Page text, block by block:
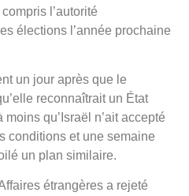
l’autorité
élections l’année prochaine
un jour après que le
reconnaîtrait un État
qu’Israël n’ait accepté
conditions et une semaine
un plan similaire.
étrangères a rejeté